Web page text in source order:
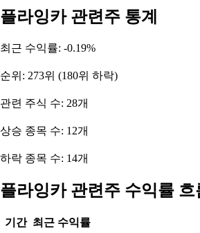
플라잉카 관련주 통계
최근 수익률: -0.19%
순위: 273위 (180위 하락)
관련 주식 수: 28개
상승 종목 수: 12개
하락 종목 수: 14개
플라잉카 관련주 수익률 흐
기간 최근 수익률